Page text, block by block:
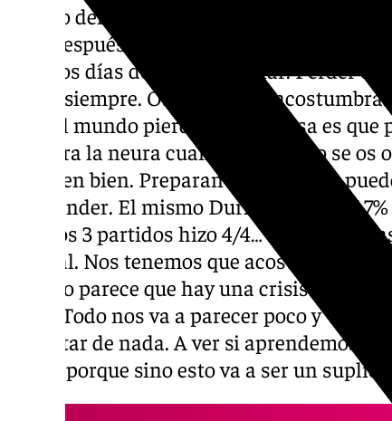
Estado del equipo tras la derrota en
bien después del partido de Girona. Pero
muchos días después de ganar. Perder
ganar siempre. Os tenéis que
todo el mundo pierde. Lo que pasa es
os entra la neura cuando pasa pero se
lo hacen bien. Preparan los partidos,
sorprender. El mismo Durham tenía
últimos 3 partidos hizo 4/4… Eso puede
normal. Nos tenemos que acostumbrar.
partido parece que hay una crisis… Os lo
éxito. Todo nos va a parecer poco y
disfrutar de nada. A ver si aprendemos a
llegue porque sino esto va a ser un suplicio”.